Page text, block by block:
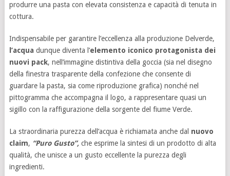
produrre una pasta con elevata consistenza e capacità di tenuta in
cottura.
Indispensabile per garantire l’eccellenza alla produzione Delverde,
l’acqua dunque diventa l’elemento iconico protagonista dei
nuovi pack, nell’immagine distintiva della goccia (sia nel disegno
della finestra trasparente della confezione che consente di
guardare la pasta, sia come riproduzione grafica) nonché nel
pittogramma che accompagna il logo, a rappresentare quasi un
sigillo con la raffigurazione della sorgente del fiume Verde.
La straordinaria purezza dell’acqua è richiamata anche dal nuovo
claim, “Puro Gusto”,che esprime la sintesi di un prodotto di alta
qualità, che unisce a un gusto eccellente la purezza degli
ingredienti.